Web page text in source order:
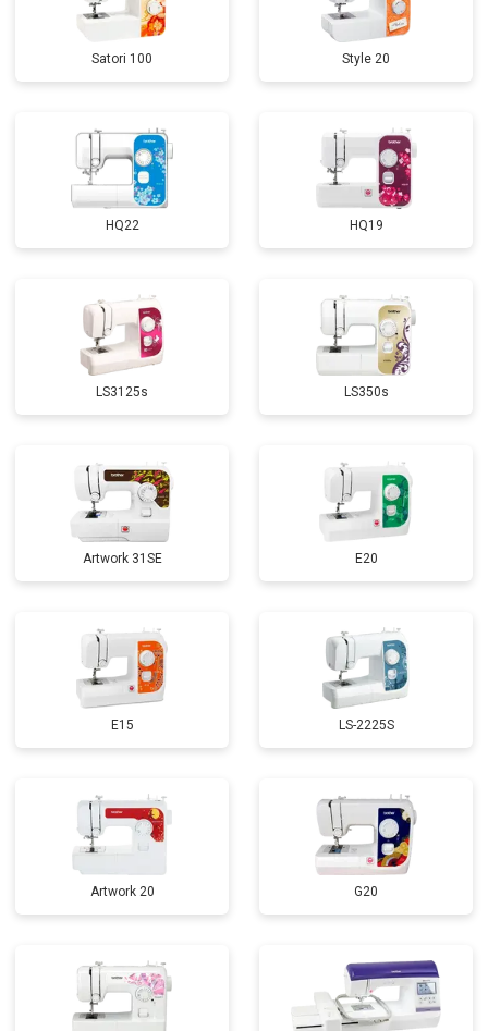
Satori 100 Style 20
HQ22 HQ19
LS3125s LS350s
Artwork 31SE E20
E15 LS-2225S
Artwork 20 G20